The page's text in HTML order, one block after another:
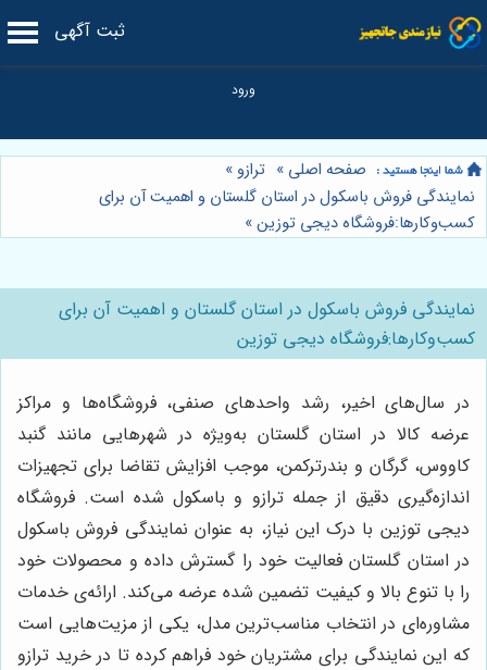
ثبت آگهی
صفحه اصلی » ترازو »
نمایندگی فروش باسکول در استان گلستان و اهمیت آن برای
کسب‌وکارها:فروشگاه دیجی توزین»
نمایندگی فروش باسکول در استان گلستان و اهمیت آن برای
کسب‌وکارها:فروشگاه دیجی توزین
در سال‌های اخیر، رشد واحدهای صنفی، فروشگاه‌ها و مراکز
عرضه کالا در استان گلستان به‌ویژه در شهرهایی مانند گنبد
کاووس، گرگان و بندرترکمن، موجب افزایش تقاضا برای تجهیزات
اندازه‌گیری دقیق از جمله ترازو و باسکول شده است. فروشگاه
دیجی توزین با درک این نیاز، به عنوان نمایندگی فروش باسکول
در استان گلستان فعالیت خود را گسترش داده و محصولات خود
را با تنوع بالا و کیفیت تضمین شده عرضه می‌کند. ارائه‌ی خدمات
مشاوره‌ای در انتخاب مناسب‌ترین مدل، یکی از مزیت‌هایی است
که این نمایندگی برای مشتریان خود فراهم کرده تا در خرید ترازو